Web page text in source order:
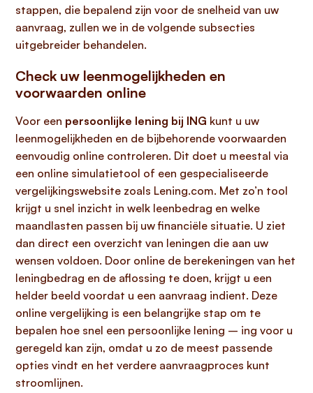
stappen, die bepalend zijn voor de snelheid van uw
aanvraag, zullen we in de volgende subsecties
uitgebreider behandelen.
Check uw leenmogelijkheden en
voorwaarden online
Voor een persoonlijke lening bij ING kunt u uw
leenmogelijkheden en de bijbehorende voorwaarden
eenvoudig online controleren. Dit doet u meestal via
een online simulatietool of een gespecialiseerde
vergelijkingswebsite zoals Lening.com. Met zo’n tool
krijgt u snel inzicht in welk leenbedrag en welke
maandlasten passen bij uw financiële situatie. U ziet
dan direct een overzicht van leningen die aan uw
wensen voldoen. Door online de berekeningen van het
leningbedrag en de aflossing te doen, krijgt u een
helder beeld voordat u een aanvraag indient. Deze
online vergelijking is een belangrijke stap om te
bepalen hoe snel een persoonlijke lening – ing voor u
geregeld kan zijn, omdat u zo de meest passende
opties vindt en het verdere aanvraagproces kunt
stroomlijnen.